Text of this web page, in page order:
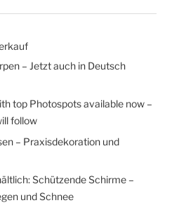
– Jetzt auch in Deutsch
top Photospots available now –
follow
– Praxisdekoration und
Schützende Schirme –
und Schnee